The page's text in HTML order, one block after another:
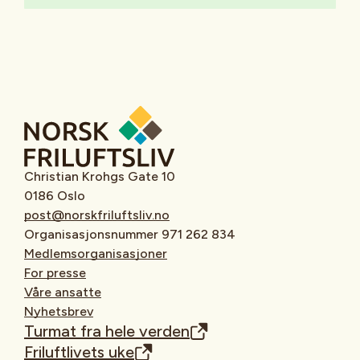
Christian Krohgs Gate 10
0186 Oslo
post@norskfriluftsliv.no
Organisasjonsnummer 971 262 834
Medlemsorganisasjoner
For presse
Våre ansatte
Nyhetsbrev
Turmat fra hele verden
Friluftlivets uke